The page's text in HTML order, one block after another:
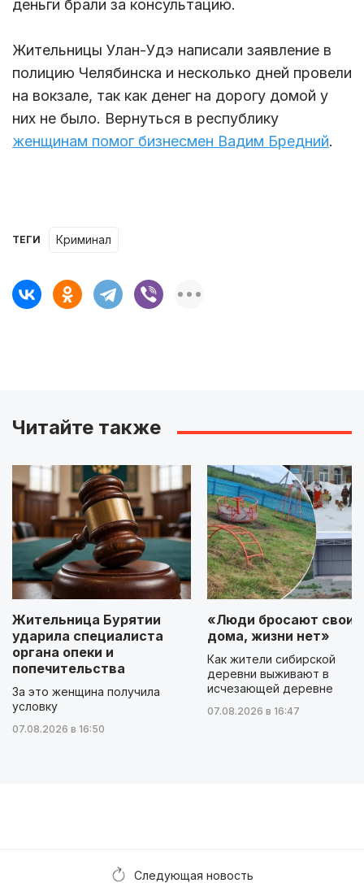
деньги брали за консультацию.
Жительницы Улан-Удэ написали заявление в
полицию Челябинска и несколько дней провели
на вокзале, так как денег на дорогу домой у
них не было. Вернуться в республику
женщинам помог бизнесмен Вадим Бредний.
ТЕГИ Криминал
Читайте также
Жительница Бурятии
ударила специалиста
органа опеки и
попечительства
За это женщина получила
условку
07.08.2026 в 16:50
«Люди бросают свои
дома, жизни нет»
Как жители сибирской
деревни выживают в
исчезающей деревне
07.08.2026 в 16:47
Следующая новость